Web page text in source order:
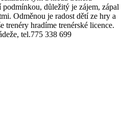
podmínkou, důležitý je zájem, zápal
Odměnou je radost dětí ze hry a
trenéry hradíme trenérské licence.
tel.775 338 699